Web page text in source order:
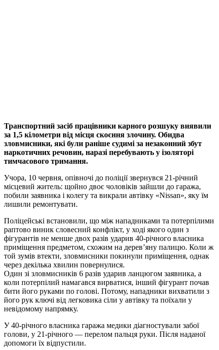
Транспортний засіб працівники карного розшуку виявили
за 1,5 кілометри від місця скоєння злочину. Обидва
зловмисники, які були раніше судимі за незаконний збут
наркотичних речовин, наразі перебувають у ізоляторі
тимчасового тримання.
Учора, 10 червня, опівночі до поліції звернувся 21-річний
місцевий житель: щойно двоє чоловіків зайшли до гаража,
побили заявника і колегу та викрали автівку «Nissan», яку їм
лишили ремонтувати.
Поліцейські встановили, що між нападниками та потерпілими
раптово виник словесний конфлікт, у ході якого один з
фігурантів не менше двох разів ударив 40-річного власника
приміщення предметом, схожим на дерев’яну палицю. Коли ж
той зумів втекти, зловмисники покинули приміщення, однак
через декілька хвилин повернулися.
Один зі зловмисників 6 разів ударив ланцюгом заявника, а
коли потерпілий намагався вирватися, інший фігурант почав
бити його руками по голові. Потому, нападники вихватили з
його рук ключі від легковика сіли у автівку та поїхали у
невідомому напрямку.
У 40-річного власника гаража медики діагностували забої
голови, у 21-річного — перелом пальця руки. Після наданої
допомоги їх відпустили.